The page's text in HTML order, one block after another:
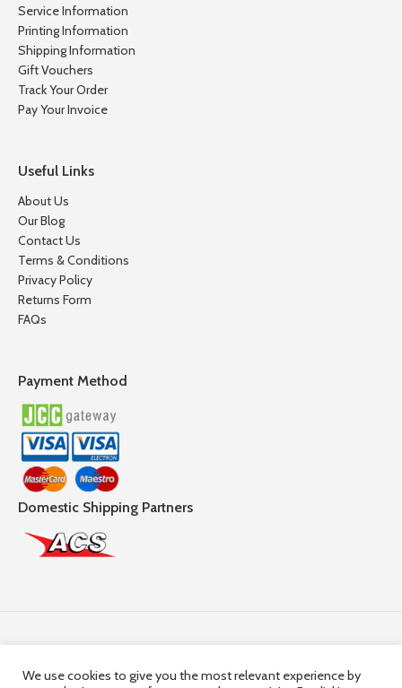
Service Information
Printing Information
Shipping Information
Gift Vouchers
Track Your Order
Pay Your Invoice
Useful Links
About Us
Our Blog
Contact Us
Terms & Conditions
Privacy Policy
Returns Form
FAQs
Payment Method
Domestic Shipping Partners
We use cookies to give you the most relevant experience by